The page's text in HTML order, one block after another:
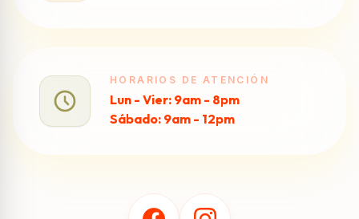
HORARIOS DE ATENCIÓN
Lun - Vier: 9am - 8pm
Sábado: 9am - 12pm